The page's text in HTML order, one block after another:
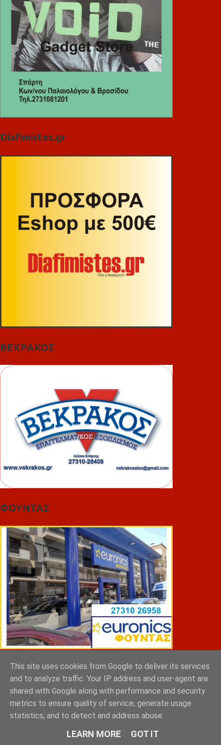
Diafimistes.gr
ΒΕΚΡΑΚΟΣ
ΦΟΥΝΤΑΣ
ΣΠΥΡΑΚΗΣ ΠΑΝΑΓΙΩΤΗΣ & YIOI ΣΠΑΡΤΗ
This site uses cookies from Google to deliver its services
and to analyze traffic. Your IP address and user-agent are
shared with Google along with performance and security
metrics to ensure quality of service, generate usage
statistics, and to detect and address abuse.
LEARN MORE GOT IT